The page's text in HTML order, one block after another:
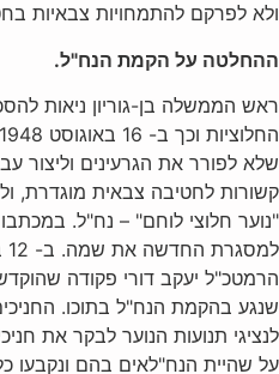
ולא לפרקם להתמחויות צבאיות
ההחלטה על הקמת הנח"ל.
ראש הממשלה בן-גוריון ניאות
שלא לפורר את הגרעינים וליצור
קשורות לחטיבה צבאית מוגדרת,
"נוער חלוצי לוחם" – נח"ל.
הרמטכ"ל יעקב דורי פקודה
לנציגי תנועות הנוער לבקר את
על שהיית הנח"לאים בהם ונקבעו